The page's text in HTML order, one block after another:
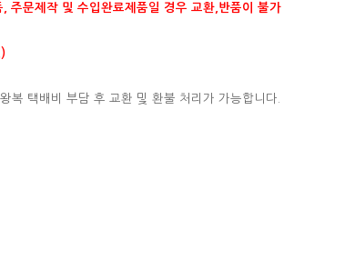
주문제작 및 수입완료제품일 경우 교환,반품이 불가
복 택배비 부담 후 교환 및 환불 처리가 가능합니다.